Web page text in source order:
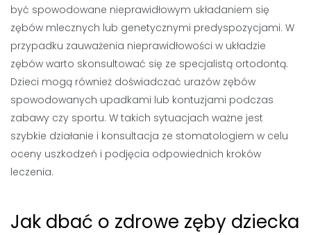
być spowodowane nieprawidłowym układaniem się
zębów mlecznych lub genetycznymi predyspozycjami. W
przypadku zauważenia nieprawidłowości w układzie
zębów warto skonsultować się ze specjalistą ortodontą.
Dzieci mogą również doświadczać urazów zębów
spowodowanych upadkami lub kontuzjami podczas
zabawy czy sportu. W takich sytuacjach ważne jest
szybkie działanie i konsultacja ze stomatologiem w celu
oceny uszkodzeń i podjęcia odpowiednich kroków
leczenia.
Jak dbać o zdrowe zęby dziecka